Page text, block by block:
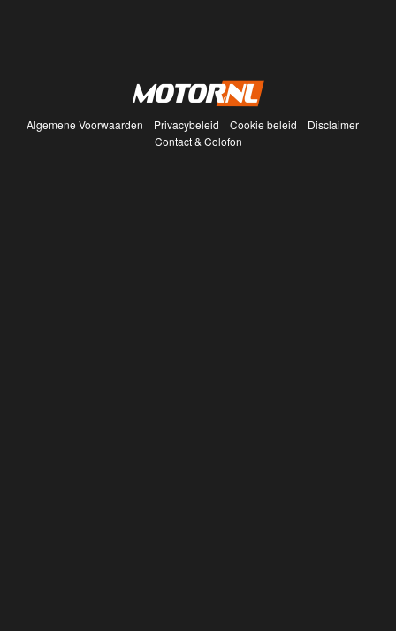
Algemene Voorwaarden Privacybeleid Cookie beleid
Disclaimer
Contact & Colofon